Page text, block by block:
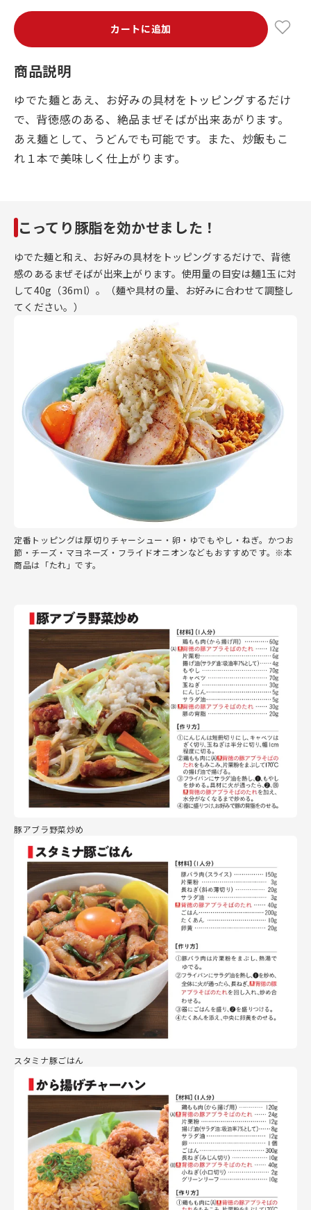
カートに追加
商品説明
ゆでた麺とあえ、お好みの具材をトッピングするだけ
で、背徳感のある、絶品まぜそばが出来あがります。
あえ麺として、うどんでも可能です。また、炒飯もこ
れ１本で美味しく仕上がります。
こってり豚脂を効かせました！
ゆでた麺と和え、お好みの具材をトッピングするだけで、背徳
感のあるまぜそばが出来上がります。使用量の目安は麺1玉に対
して40g（36ml）。（麺や具材の量、お好みに合わせて調整し
てください。）
定番トッピングは厚切りチャーシュー・卵・ゆでもやし・ねぎ。かつお
節・チーズ・マヨネーズ・フライドオニオンなどもおすすめです。※本
商品は「たれ」です。
豚アブラ野菜炒め
スタミナ豚ごはん